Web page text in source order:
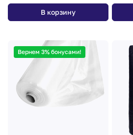
В корзину
Вернем 3% бонусами!